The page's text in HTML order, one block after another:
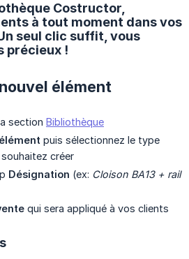
Costructor,
à tout moment dans vos
seul clic suffit, vous
précieux !
élément
section Bibliothèque
puis sélectionnez le type
créer
Désignation (ex: Cloison BA13 + rail
qui sera appliqué à vos clients